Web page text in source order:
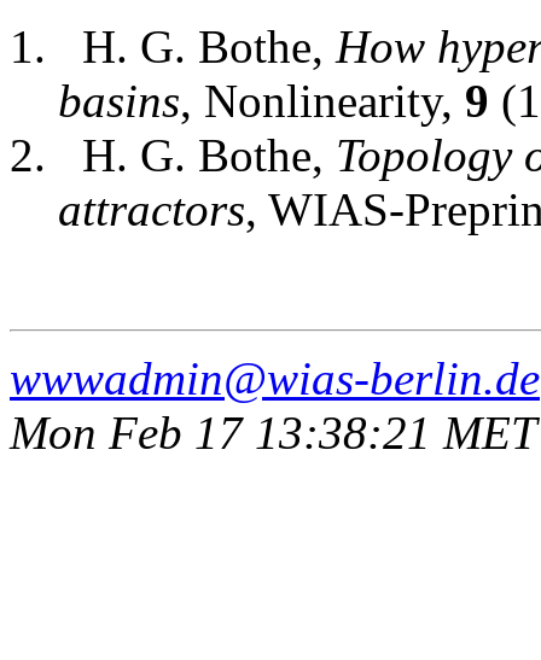
H. G. Bothe, How
basins, Nonlinearity, 9
H. G. Bothe, Topology
attractors, WIAS-
wwwadmin@wias-berlin.de
Mon Feb 17 13:38:21